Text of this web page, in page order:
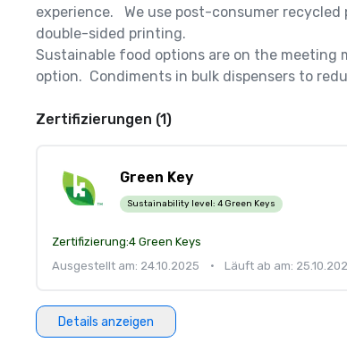
experience.   We use post-consumer
double-sided printing.
Sustainable food options are on the meeting
option.  Condiments in bulk dispensers to
Zertifizierungen (1)
Green Key
Sustainability level: 4 Green Keys
Zertifizierung:4 Green Keys
Ausgestellt am: 24.10.2025
• Läuft ab am:
Details anzeigen